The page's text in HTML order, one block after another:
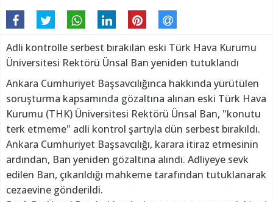
Adli kontrolle serbest bırakılan eski Türk Hava Kurumu
Üniversitesi Rektörü Ünsal Ban yeniden tutuklandı
Ankara Cumhuriyet Başsavcılığınca hakkında yürütülen
soruşturma kapsamında gözaltına alınan eski Türk Hava
Kurumu (THK) Üniversitesi Rektörü Ünsal Ban, "konutu
terk etmeme" adli kontrol şartıyla dün serbest bırakıldı.
Ankara Cumhuriyet Başsavcılığı, karara itiraz etmesinin
ardından, Ban yeniden gözaltına alındı. Adliyeye sevk
edilen Ban, çıkarıldığı mahkeme tarafından tutuklanarak
cezaevine gönderildi.